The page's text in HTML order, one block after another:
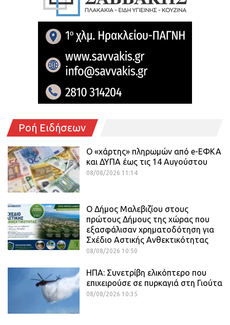
Ροή Ειδήσεων
Ο «χάρτης» πληρωμών από e-ΕΦΚΑ
και ΔΥΠΑ έως τις 14 Αυγούστου
08/08/2026 11:14
Ο Δήμος Μαλεβιζίου στους
πρώτους Δήμους της χώρας που
εξασφάλισαν χρηματοδότηση για
Σχέδιο Αστικής Ανθεκτικότητας
08/08/2026 10:50
ΗΠΑ: Συνετρίβη ελικόπτερο που
επιχειρούσε σε πυρκαγιά στη Γιούτα
08/08/2026 10:35